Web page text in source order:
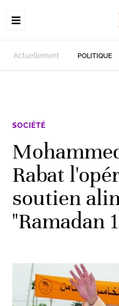
Actuellement POLITIQUE
SOCIÉTÉ
Rabat
soutien
"Ramadan